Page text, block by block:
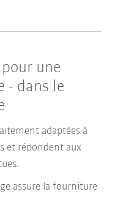
une
- dans le
adaptées à
et répondent aux
assure la fourniture